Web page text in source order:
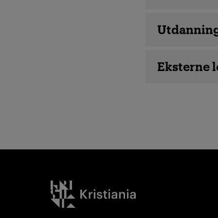
Eksterne
Kristiania logo